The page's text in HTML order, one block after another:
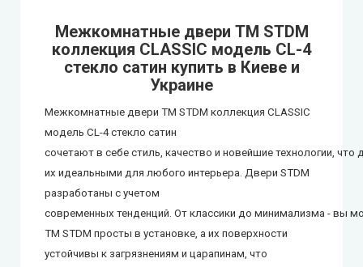
Контур
Danapris Doors (Данаприс Дорс)
DRUID (Друид)
Межкомнатные двери ТМ STDM
коллекция CLASSIC модель СL-4
стекло сатин купить в Киеве и
Украине
Межкомнатные двери ТМ STDM коллекция CLASSIC
модель СL-4 стекло сатин
сочетают в себе стиль, качество и новейшие технологии, что
их идеальными для любого интерьера. Двери STDM
разработаны с учетом
современных тенденций. От классики до минимализма - вы
ТМ STDM просты в установке, а их поверхности
устойчивы к загрязнениям и царапинам, что